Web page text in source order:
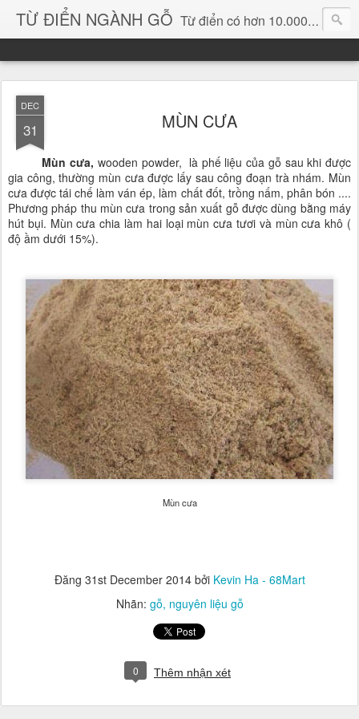
TỪ ĐIỂN NGÀNH GỖ Từ điển có hơn 10.000 từ chuyên ngành gỗ và hình ảnh, video, phần mềm chuyên ngành gỗ. chuyên dùng tìm kiếm, thông tin, vật liệu mới, sản phẩm, ý tưởng, thiết kế, sản xuất, thương mại ngành gỗ...
DEC
31 MÙN CƯA
Mùn cưa, wooden powder, là phế liệu của gỗ sau khi được
gia công, thường mùn cưa được lấy sau công đoạn trà nhám. Mùn
cưa được tái chế làm ván ép, làm chất đốt, trồng nấm, phân bón ....
Phương pháp thu mùn cưa trong sản xuất gỗ được dùng bằng máy
hút bụi. Mùn cưa chia làm hai loại mùn cưa tươi và mùn cưa khô (
độ ầm dưới 15%).
Mùn cưa
Đăng 31st December 2014bởi Kevin Ha - 68Mart
Nhãn: gỗ nguyên liệu gỗ
0 Thêm nhận xét